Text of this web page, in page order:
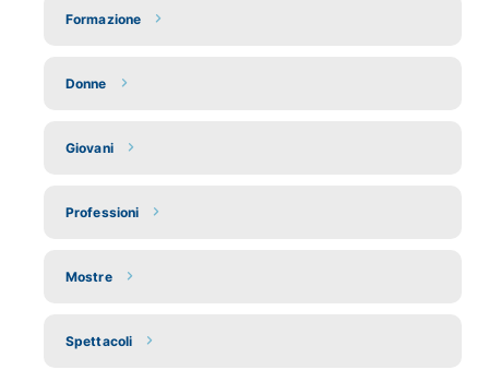
Formazione
Donne
Giovani
Professioni
Mostre
Spettacoli